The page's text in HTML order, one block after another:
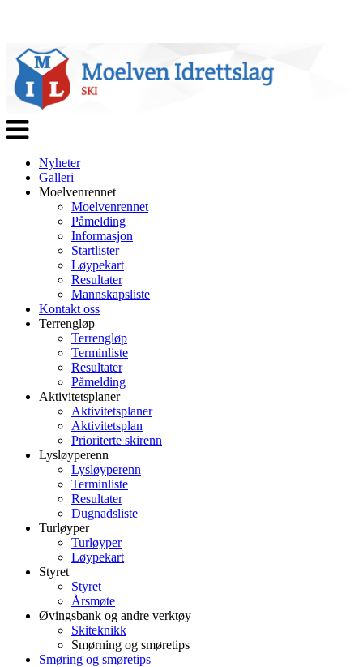
Veksle
navigasjon
Nyheter
Galleri
Moelvenrennet
Moelvenrennet
Påmelding
Informasjon
Startlister
Løypekart
Resultater
Mannskapsliste
Kontakt oss
Terrengløp
Terrengløp
Terminliste
Resultater
Påmelding
Aktivitetsplaner
Aktivitetsplaner
Aktivitetsplan
Prioriterte skirenn
Lysløyperenn
Lysløyperenn
Terminliste
Resultater
Dugnadsliste
Turløyper
Turløyper
Løypekart
Styret
Styret
Årsmøte
Øvingsbank og andre verktøy
Skiteknikk
Smørning og smøretips
Smøring og smøretips